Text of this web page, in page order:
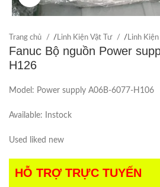
Trang chủ / Linh Kiện Vật Tư / Linh
Fanuc Bộ nguồn Power
H126
Model: Power supply A06B-6077-H106
Available: Instock
Used liked new
HỖ TRỢ TRỰC TUYẾN